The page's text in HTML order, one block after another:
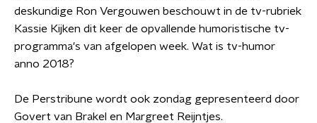
deskundige Ron Vergouwen beschouwt in de tv-rubriek
Kassie Kijken dit keer de opvallende humoristische tv-
programma's van afgelopen week. Wat is tv-humor
anno 2018?
De Perstribune wordt ook zondag gepresenteerd door
Govert van Brakel en Margreet Reijntjes.